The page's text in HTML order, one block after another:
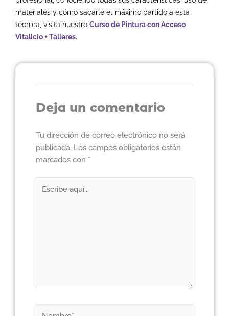
materiales y cómo sacarle el máximo partido a esta
técnica, visita nuestro Curso de Pintura con Acceso
Vitalicio + Talleres.
Deja un comentario
Tu dirección de correo electrónico no será
publicada. Los campos obligatorios están
marcados con *
aquí...